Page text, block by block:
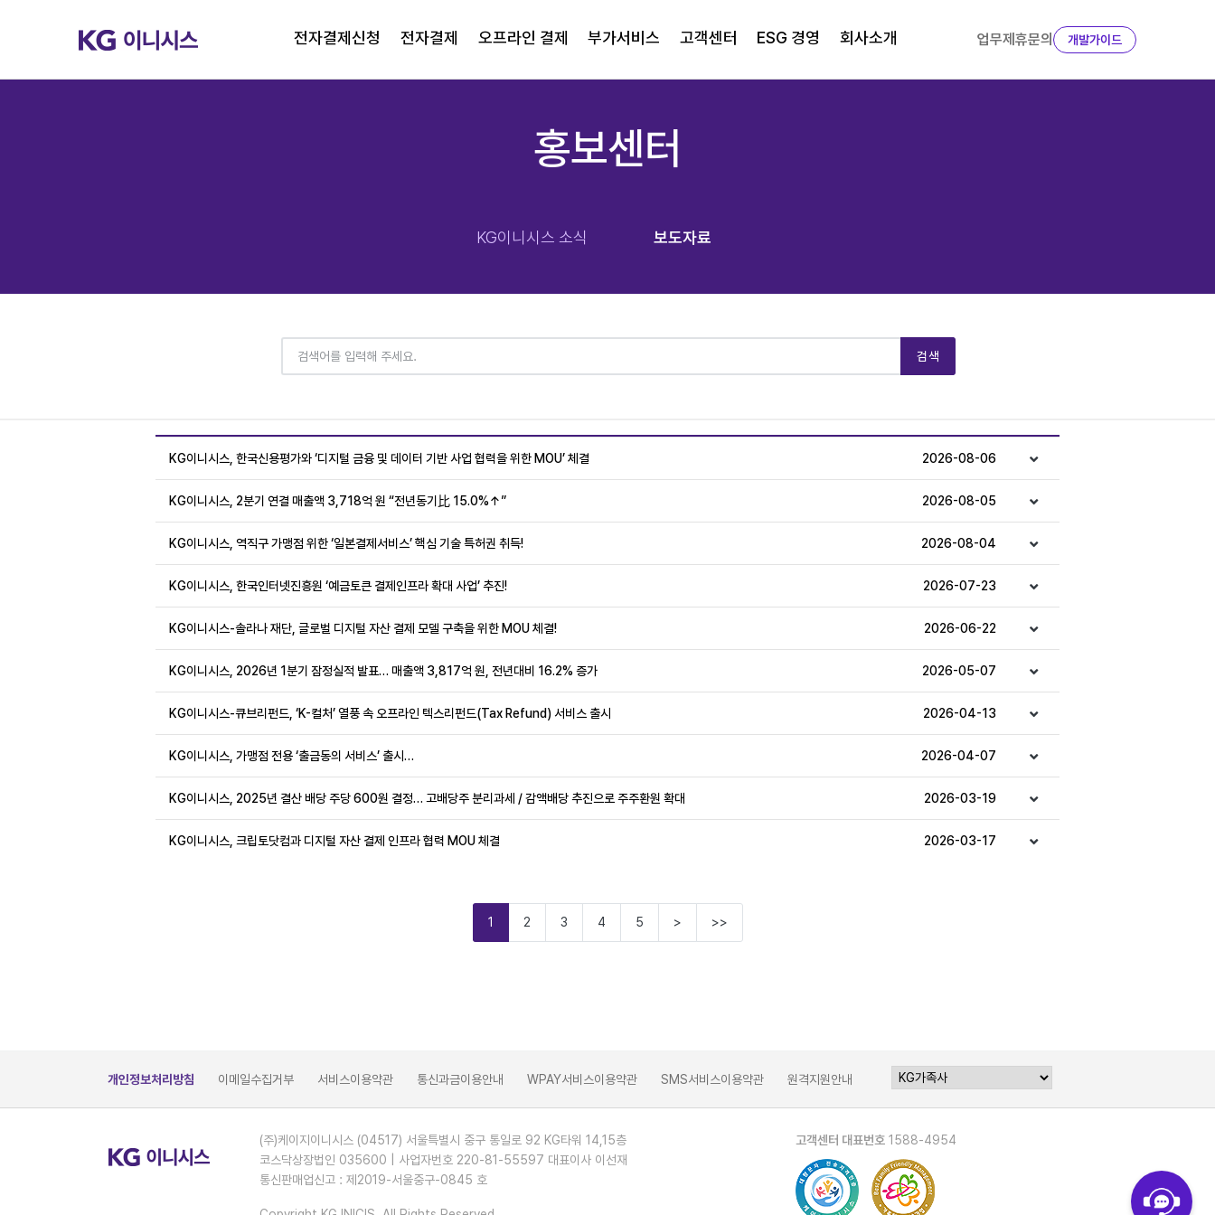
전자결제신청 전자결제 오프라인 결제 부가서비스 고객센터 ESG 경영 회사소개 업무제휴문의 개발가이드
홍보센터
KG이니시스 소식 보도자료
검색
KG이니시스, 한국신용평가와 ‘디지털 금융 및 데이터 기반 사업 협력을 위한 MOU’ 체결 2026-08-06
KG이니시스, 2분기 연결 매출액 3,718억 원 “전년동기比 15.0%↑” 2026-08-05
KG이니시스, 역직구 가맹점 위한 ‘일본결제서비스’ 핵심 기술 특허권 취득! 2026-08-04
KG이니시스, 한국인터넷진흥원 ‘예금토큰 결제인프라 확대 사업’ 추진! 2026-07-23
KG이니시스-솔라나 재단, 글로벌 디지털 자산 결제 모델 구축을 위한 MOU 체결! 2026-06-22
KG이니시스, 2026년 1분기 잠정실적 발표… 매출액 3,817억 원, 전년대비 16.2% 증가 2026-05-07
KG이니시스-큐브리펀드, ‘K-컬처’ 열풍 속 오프라인 텍스리펀드(Tax Refund) 서비스 출시 2026-04-13
KG이니시스, 가맹점 전용 ‘출금동의 서비스’ 출시… 2026-04-07
KG이니시스, 2025년 결산 배당 주당 600원 결정… 고배당주 분리과세 / 감액배당 추진으로 주주환원 확대 2026-03-19
KG이니시스, 크립토닷컴과 디지털 자산 결제 인프라 협력 MOU 체결 2026-03-17
1 2 3 4 5 > >>
개인정보처리방침 이메일수집거부 서비스이용약관 통신과금이용안내 WPAY서비스이용약관 SMS서비스이용약관 원격지원안내
(주)케이지이니시스 (04517) 서울특별시 중구 통일로 92 KG타워 14,15층
코스닥상장법인 035600 | 사업자번호 220-81-55597 대표이사 이선재
통신판매업신고 : 제2019-서울중구-0845 호
고객센터 대표번호 1588-4954